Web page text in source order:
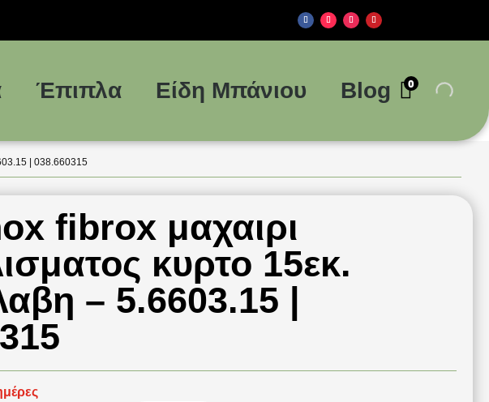
Έπιπλα Είδη Μπάνιου Blog 0
| 038.660315
fibrox μαχαιρι
κυρτο 15εκ.
– 5.6603.15 |